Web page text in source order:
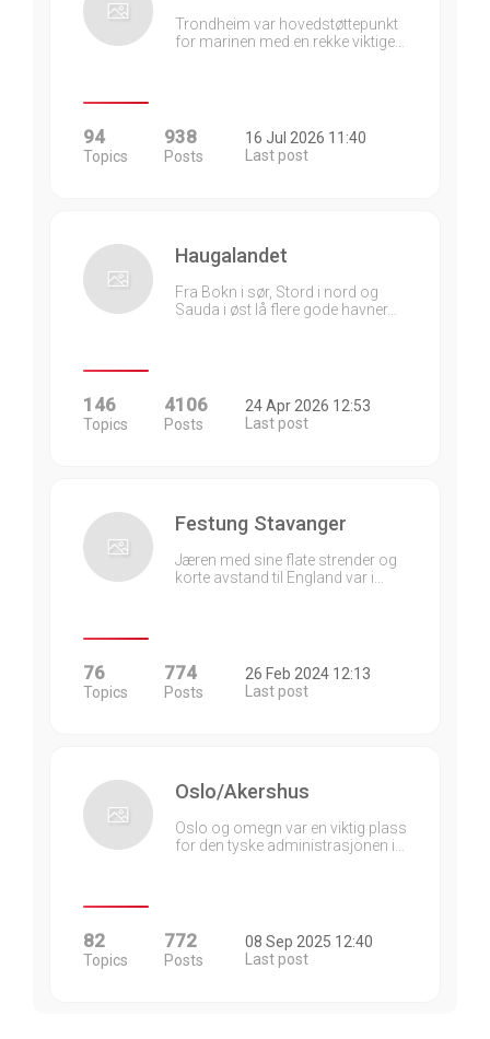
Trondheim var hovedstøttepunkt
for marinen med en rekke viktige…
94
Topics
938
Posts
16 Jul 2026 11:40
Last post
Haugalandet
Fra Bokn i sør, Stord i nord og
Sauda i øst lå flere gode havner…
146
Topics
4106
Posts
24 Apr 2026 12:53
Last post
Festung Stavanger
Jæren med sine flate strender og
korte avstand til England var i…
76
Topics
774
Posts
26 Feb 2024 12:13
Last post
Oslo/Akershus
Oslo og omegn var en viktig plass
for den tyske administrasjonen i…
82
Topics
772
Posts
08 Sep 2025 12:40
Last post